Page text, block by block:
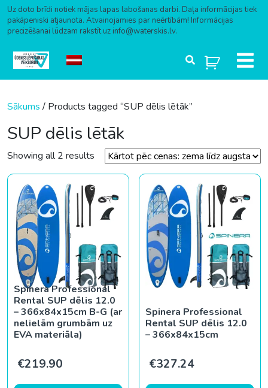
Uz doto brīdi notiek mājas lapas labošanas darbi. Daļa informācijas tiek
pakāpeniski atjaunota. Atvainojamies par neērtībām! Informācijas
precizēšanai lūdzam rakstīt uz info@waterskis.lv.
Sākums/ Products tagged “SUP dēlis lētāk”
SUP dēlis lētāk
Showing all 2 results Sorted by price: low to high
Spinera Professional
Rental SUP dēlis 12.0
– 366x84x15cm B-G (ar
nelielām grumbām uz
EVA materiāla)
€219.90
Spinera Professional
Rental SUP dēlis 12.0
– 366x84x15cm
€327.24